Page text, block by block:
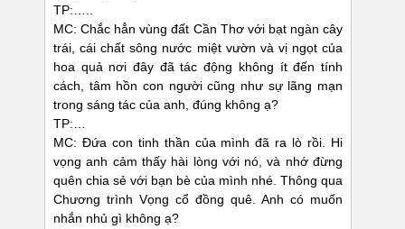
TP:…..
MC: Chắc hẳn vùng đất Cần Thơ với bạt ngàn cây
trái, cái chất sông nước miệt vườn và vị ngọt của
hoa quả nơi đây đã tác động không ít đến tính
cách, tâm hồn con người cũng như sự lãng mạn
trong sáng tác của anh, đúng không ạ?
TP:…
MC: Đứa con tinh thần của mình đã ra lò rồi. Hi
vọng anh cảm thấy hài lòng với nó, và nhớ đừng
quên chia sẻ với bạn bè của mình nhé. Thông qua
Chương trình Vọng cổ đồng quê. Anh có muốn
nhắn nhủ gì không ạ?